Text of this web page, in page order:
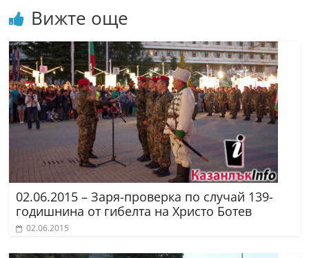
Вижте още
02.06.2015 – Заря-проверка по случай 139-
годишнина от гибелта на Христо Ботев
02.06.2015